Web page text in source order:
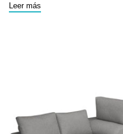
Leer más